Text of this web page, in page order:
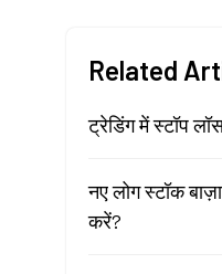
Related
ट्रेडिंग में स्टॉप
नए लोग स्टॉक
करें?